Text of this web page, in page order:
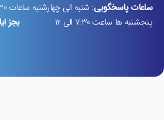
ساعات پاسخگویی: شنبه الی چهارشنبه ساعات 7:30 الی 16:30
پنجشنبه ها ساعت 7:30 الی 12
بجز